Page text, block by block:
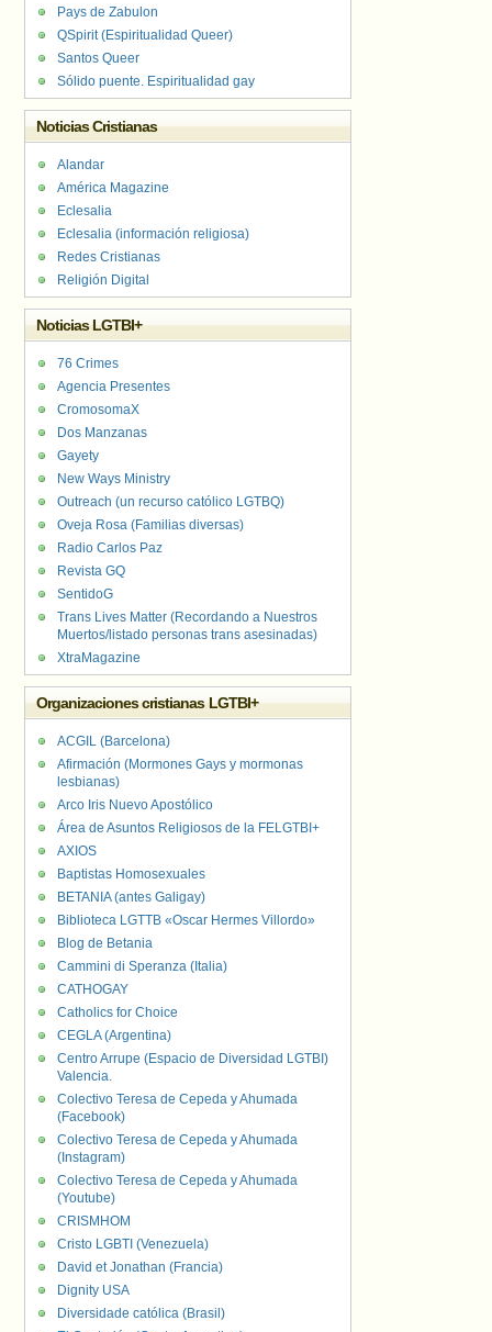
Pays de Zabulon
QSpirit (Espiritualidad Queer)
Santos Queer
Sólido puente. Espiritualidad gay
Noticias Cristianas
Alandar
América Magazine
Eclesalia
Eclesalia (información religiosa)
Redes Cristianas
Religión Digital
Noticias LGTBI+
76 Crimes
Agencia Presentes
CromosomaX
Dos Manzanas
Gayety
New Ways Ministry
Outreach (un recurso católico LGTBQ)
Oveja Rosa (Familias diversas)
Radio Carlos Paz
Revista GQ
SentidoG
Trans Lives Matter (Recordando a Nuestros
Muertos/listado personas trans asesinadas)
XtraMagazine
Organizaciones cristianas LGTBI+
ACGIL (Barcelona)
Afirmación (Mormones Gays y mormonas
lesbianas)
Arco Iris Nuevo Apostólico
Área de Asuntos Religiosos de la FELGTBI+
AXIOS
Baptistas Homosexuales
BETANIA (antes Galigay)
Biblioteca LGTTB «Oscar Hermes Villordo»
Blog de Betania
Cammini di Speranza (Italia)
CATHOGAY
Catholics for Choice
CEGLA (Argentina)
Centro Arrupe (Espacio de Diversidad LGTBI)
Valencia.
Colectivo Teresa de Cepeda y Ahumada
(Facebook)
Colectivo Teresa de Cepeda y Ahumada
(Instagram)
Colectivo Teresa de Cepeda y Ahumada
(Youtube)
CRISMHOM
Cristo LGBTI (Venezuela)
David et Jonathan (Francia)
Dignity USA
Diversidade católica (Brasil)